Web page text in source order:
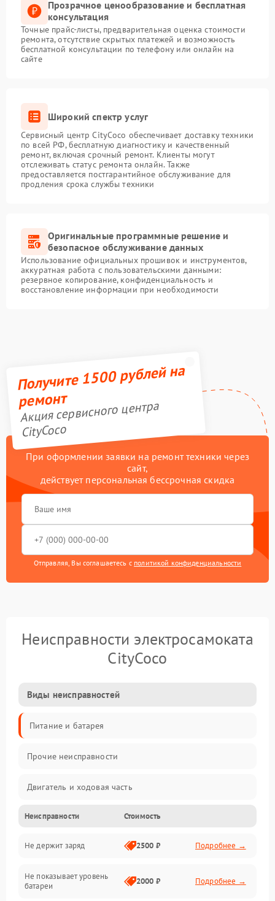
Прозрачное ценообразование и бесплатная
консультация
Точные прайс-листы, предварительная оценка стоимости
ремонта, отсутствие скрытых платежей и возможность
бесплатной консультации по телефону или онлайн на
сайте
Широкий спектр услуг
Сервисный центр CityCoco обеспечивает доставку техники
по всей РФ, бесплатную диагностику и качественный
ремонт, включая срочный ремонт. Клиенты могут
отслеживать статус ремонта онлайн. Также
предоставляется постгарантийное обслуживание для
продления срока службы техники
Оригинальные программные решение и
безопасное обслуживание данных
Использование официальных прошивок и инструментов,
аккуратная работа с пользовательскими данными:
резервное копирование, конфиденциальность и
восстановление информации при необходимости
Получите 1500 рублей на
ремонт
Акция сервисного центра
CityCoco
При оформлении заявки на ремонт техники через
сайт,
действует персональная бессрочная скидка
Отправляя, Вы соглашаетесь с политикой конфиденциальности
Неисправности электросамоката
CityCoco
Виды неисправностей
Питание и батарея
Прочие неисправности
Двигатель и ходовая часть
Тормоза и безопасность
Подвеска и колеса
Электроника и управление
Неисправности Стоимость
Не держит заряд 2500 ₽ Подробнее →
Не показывает уровень
батареи
2000 ₽ Подробнее →